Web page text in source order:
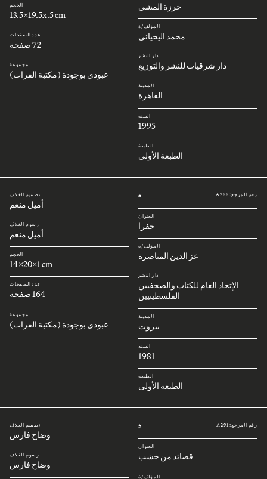
خرزة المشي
المؤلف/ة
محمد اليحيائي
دار النشر
دار شرقيات للنشر والتوزيع
المدينة
القاهرة
السنة
1995
الطبعة
الطبعة الأولى
الحجم
13.5x19.5x.5 cm
عدد الصفحات
72 صفحة
مجموعة
عبودي بوجودة (مكتبة الفرات)
رقم المرجع: A288 #
العنوان
جفرا
المؤلف/ة
عز الدين المناصرة
دار النشر
الإتحاد العام للكتاب والصحفيين
الفلسطينيين
المدينة
بيروت
السنة
1981
الطبعة
الطبعة الأولى
تصميم الغلاف
أميل منعم
رسوم الغلاف
أميل منعم
الحجم
14x20x1 cm
عدد الصفحات
164 صفحة
مجموعة
عبودي بوجودة (مكتبة الفرات)
رقم المرجع: A291 #
العنوان
قصائد من خشب
المؤلف/ة
تصميم الغلاف
وضاح فارس
رسوم الغلاف
وضاح فارس